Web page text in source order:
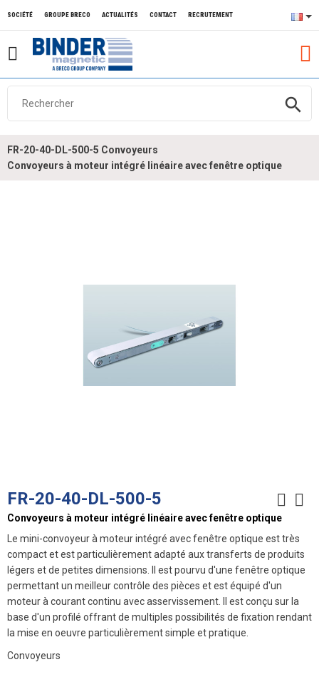
search
SOCIÉTÉ GROUPE BRECO ACTUALITÉS CONTACT RECRUTEMENT
FR-20-40-DL-500-5 Convoyeurs
Convoyeurs à moteur intégré linéaire avec fenêtre optique
FR-20-40-DL-500-5
Convoyeurs à moteur intégré linéaire avec fenêtre optique
Le mini-convoyeur à moteur intégré avec fenêtre optique est très
compact et est particulièrement adapté aux transferts de produits
légers et de petites dimensions. Il est pourvu d'une fenêtre optique
permettant un meilleur contrôle des pièces et est équipé d'un
moteur à courant continu avec asservissement. Il est conçu sur la
base d'un profilé offrant de multiples possibilités de fixation rendant
la mise en oeuvre particulièrement simple et pratique.
Convoyeurs